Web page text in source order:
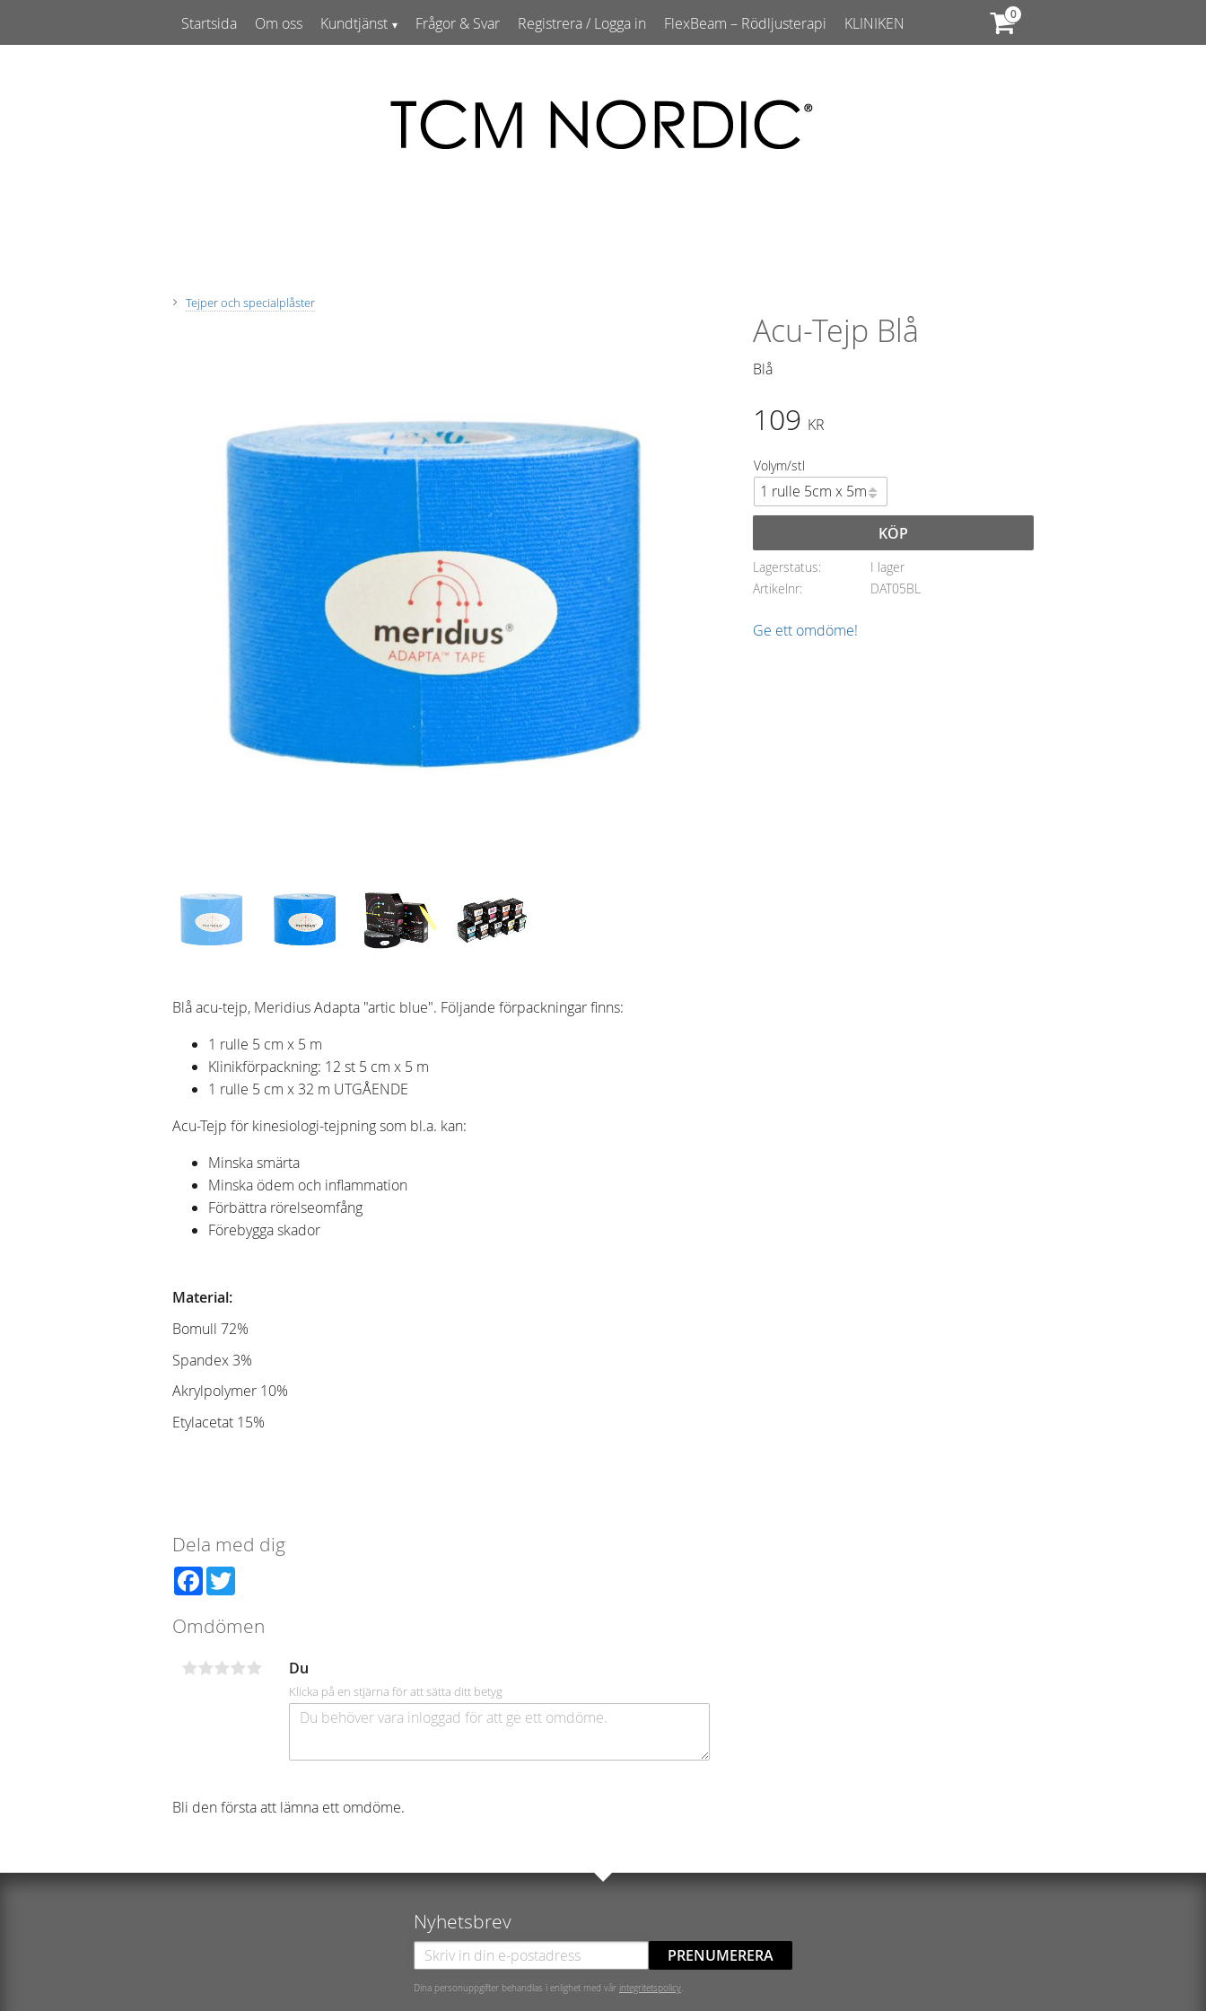
Startsida Om oss Kundtjänst Frågor & Svar Registrera / Logga in FlexBeam – Rödljusterapi KLINIKEN
Tejper och specialplåster
Acu-Tejp Blå
Blå
109 KR
Volym/stl
KÖP
Lagerstatus
I lager
Artikelnr
DAT05BL
Ge ett omdöme!
Blå acu-tejp, Meridius Adapta "artic blue". Följande förpackningar finns:
1 rulle 5 cm x 5 m
Klinikförpackning: 12 st 5 cm x 5 m
1 rulle 5 cm x 32 m UTGÅENDE
Acu-Tejp för kinesiologi-tejpning som bl.a. kan:
Minska smärta
Minska ödem och inflammation
Förbättra rörelseomfång
Förebygga skador
Material:
Bomull 72%
Spandex 3%
Akrylpolymer 10%
Etylacetat 15%
Dela med dig
Facebook
Omdömen
Du
Klicka på en stjärna för att sätta ditt betyg
Bli den första att lämna ett omdöme.
Nyhetsbrev
PRENUMERERA
Dina personuppgifter behandlas i enlighet med vår integritetspolicy.